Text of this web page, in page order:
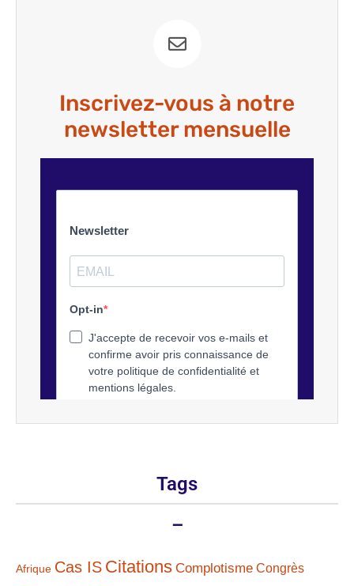
Inscrivez-vous à notre
newsletter mensuelle
Tags
–
Afrique Cas IS Citations Complotisme Congrès